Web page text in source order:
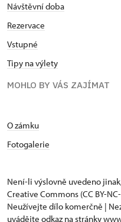
Návštěvní doba
Rezervace
Vstupné
Tipy na výlety
MOHLO BY VÁS ZAJÍMAT
O zámku
Fotogalerie
Není-li výslovně uvedeno
Creative Commons (CC BY-
Neužívejte dílo komerčně |
uvádějte odkaz na stránky